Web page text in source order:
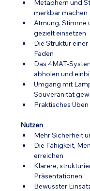
Metaphern und
merkbar machen
Atmung, Stimme
gezielt einsetzen
Die Struktur
Faden
Das 4MAT-
abholen und
Umgang mit
Souveränität
Praktisches
Nutzen
Mehr Sicherheit
Die Fähigkeit,
erreichen
Klarere,
Präsentationen
Bewusster